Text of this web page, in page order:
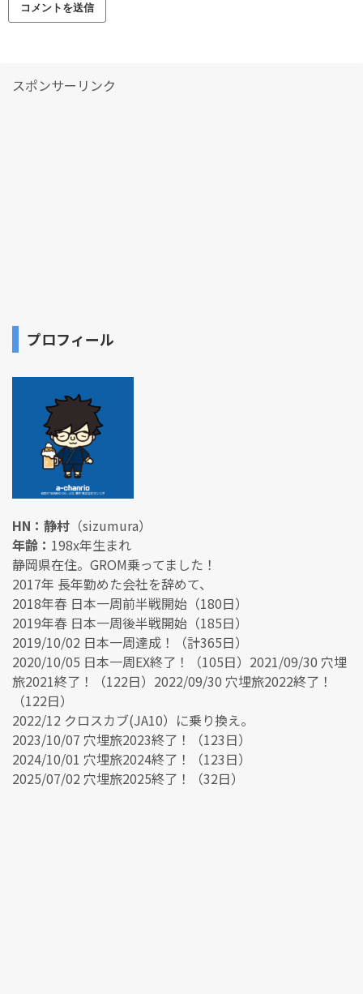
スポンサーリンク
プロフィール
HN：静村 （sizumura）
年齢： 198x年生まれ
静岡県在住。GROM乗ってました！
2017年 長年勤めた会社を辞めて、
2018年春 日本一周前半戦開始（180日）
2019年春 日本一周後半戦開始（185日）
2019/10/02 日本一周達成！（計365日）
2020/10/05 日本一周EX終了！（105日）2021/09/30 穴埋
旅2021終了！（122日）2022/09/30 穴埋旅2022終了！
（122日）
2022/12 クロスカブ(JA10）に乗り換え。
2023/10/07 穴埋旅2023終了！（123日）
2024/10/01 穴埋旅2024終了！（123日）
2025/07/02 穴埋旅2025終了！（32日）